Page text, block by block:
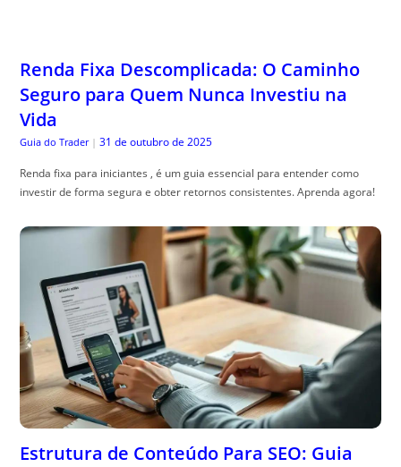
Renda Fixa Descomplicada: O Caminho
Seguro para Quem Nunca Investiu na
Vida
Guia do Trader | 31 de outubro de 2025
Renda fixa para iniciantes , é um guia essencial para entender como
investir de forma segura e obter retornos consistentes. Aprenda agora!
Estrutura de Conteúdo Para SEO: Guia